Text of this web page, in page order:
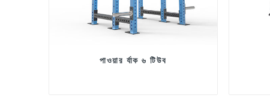
পাওয়ার র্যাক ৬ টিউব